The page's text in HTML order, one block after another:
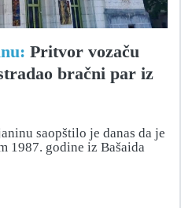
Pritvor vozaču
bračni par iz
saopštilo je danas da je
1987. godine iz Bašaida